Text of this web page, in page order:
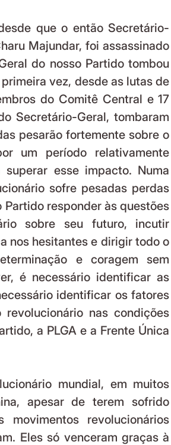
Majundar, foi assassinado
do nosso Partido tombou
vez, desde as lutas de
do Comitê Central e 17
Secretário-Geral, tombaram
pesarão fortemente sobre o
um período relativamente
esse impacto. Numa
sofre pesadas perdas
responder às questões
sobre seu futuro, incutir
nos hesitantes e dirigir todo o
e coragem sem
é necessário identificar as
identificar os fatores
nas condições
a PLGA e a Frente Única
apesar de terem sofrido
revolucionários
Eles só venceram graças à